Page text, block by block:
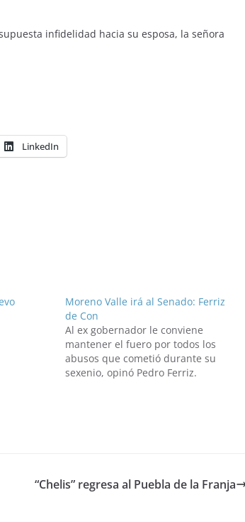
infidelidad hacia su esposa, la señora
LinkedIn
Moreno Valle irá al Senado: Ferriz
de Con
Al ex gobernador le conviene
mantener el fuero por todos los
abusos que cometió durante su
sexenio, opinó Pedro Ferriz.
“Chelis” regresa al Puebla de la Franja